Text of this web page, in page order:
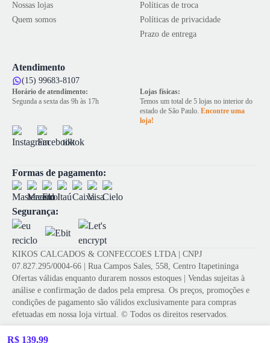
R$ 139,99
Nossas lojas
Quem somos
Políticas de troca
Políticas de privacidade
Prazo de entrega
Atendimento
(15) 99683-8107
Horário de atendimento:
Segunda a sexta das 9h às 17h
Lojas físicas:
Temos um total de 5 lojas no interior do
estado de São Paulo. Encontre uma
loja!
Formas de pagamento:
Segurança:
KIKOS CALCADOS & CONFECCOES LTDA | CNPJ
07.827.295/0004-66 | Rua Campos Sales, 558, Centro Itapetininga
Ofertas válidas enquanto durarem nossos estoques | Vendas sujeitas à
análise e confirmação de dados pela empresa. Os preços, promoções e
condições de pagamento são válidos exclusivamente para compras
efetuadas em nossa loja virtual. © Todos os direitos reservados.